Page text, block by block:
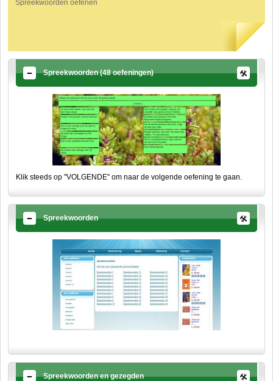
Spreekwoorden oefenen
Spreekwoorden (48 oefeningen)
Klik steeds op "VOLGENDE" om naar de volgende oefening te gaan.
Spreekwoorden
Spreekwoorden en gezegden